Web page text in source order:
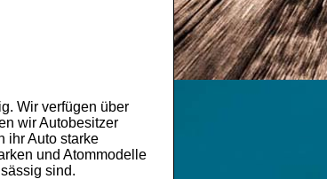
Wir verfügen über
wir Autobesitzer
ihr Auto starke
und Atommodelle
sind.